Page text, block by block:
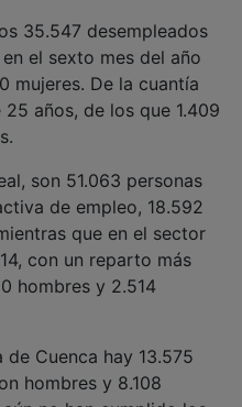
el sexto mes del año
mujeres. De la cuantía
años, de los que 1.409
de empleo, 18.592
que en el sector
con un reparto más
hombres y 2.514
hombres y 8.108
no han cumplido los